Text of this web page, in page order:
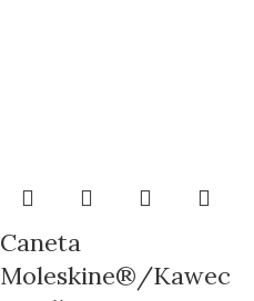
Caneta
Moleskine®/Kawec